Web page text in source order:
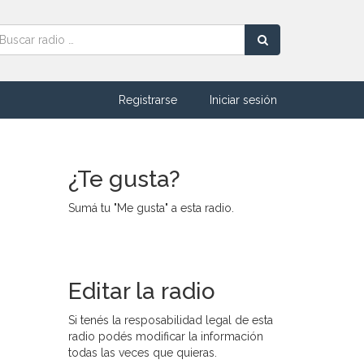
Registrarse Iniciar sesión
¿Te gusta?
Sumá tu "Me gusta" a esta radio.
Editar la radio
Si tenés la resposabilidad legal de esta
radio podés modificar la información
todas las veces que quieras.